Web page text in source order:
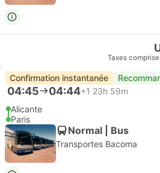
Taxes
Confirmation instantanée
04:45 04:44+1 23h 59m
Alicante
Paris
Normal | Bus
Transportes Bacoma